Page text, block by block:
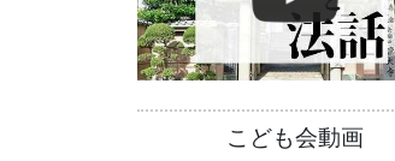
こども会動画